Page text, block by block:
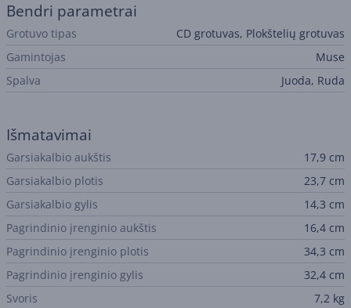
Bendri parametrai
Grotuvo tipas
CD grotuvas, Plokštelių grotuvas
Gamintojas
Muse
Spalva
Juoda, Ruda
Išmatavimai
Garsiakalbio aukštis
17,9 cm
Garsiakalbio plotis
23,7 cm
Garsiakalbio gylis
14,3 cm
Pagrindinio įrenginio aukštis
16,4 cm
Pagrindinio įrenginio plotis
34,3 cm
Pagrindinio įrenginio gylis
32,4 cm
Svoris
7,2 kg